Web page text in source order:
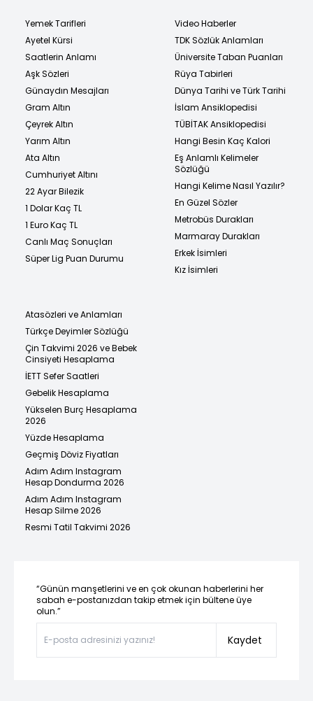
Yemek Tarifleri
Ayetel Kürsi
Saatlerin Anlamı
Aşk Sözleri
Günaydın Mesajları
Gram Altın
Çeyrek Altın
Yarım Altın
Ata Altın
Cumhuriyet Altını
22 Ayar Bilezik
1 Dolar Kaç TL
1 Euro Kaç TL
Canlı Maç Sonuçları
Süper Lig Puan Durumu
Video Haberler
TDK Sözlük Anlamları
Üniversite Taban Puanları
Rüya Tabirleri
Dünya Tarihi ve Türk Tarihi
İslam Ansiklopedisi
TÜBİTAK Ansiklopedisi
Hangi Besin Kaç Kalori
Eş Anlamlı Kelimeler
Sözlüğü
Hangi Kelime Nasıl Yazılır?
En Güzel Sözler
Metrobüs Durakları
Marmaray Durakları
Erkek İsimleri
Kız İsimleri
Atasözleri ve Anlamları
Türkçe Deyimler Sözlüğü
Çin Takvimi 2026 ve Bebek
Cinsiyeti Hesaplama
İETT Sefer Saatleri
Gebelik Hesaplama
Yükselen Burç Hesaplama
2026
Yüzde Hesaplama
Geçmiş Döviz Fiyatları
Adım Adım Instagram
Hesap Dondurma 2026
Adım Adım Instagram
Hesap Silme 2026
Resmi Tatil Takvimi 2026
“Günün manşetlerini ve en çok okunan haberlerini her
sabah e-postanızdan takip etmek için bültene üye
olun.”
Kaydet